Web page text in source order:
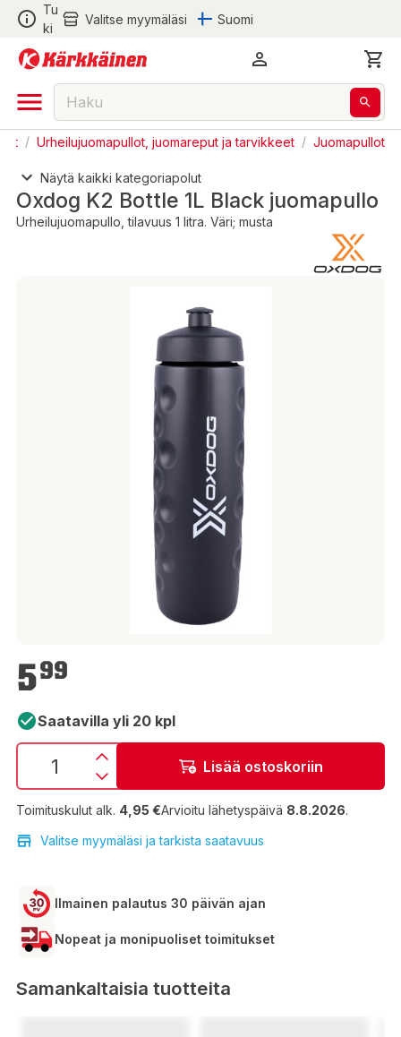
Tu
ki
Valitse myymäläsi Suomi
/ Urheilujuomapullot, juomareput ja tarvikkeet / Juomapullot
Näytä kaikki kategoriapolut
Oxdog K2 Bottle 1L Black juomapullo
Urheilujuomapullo, tilavuus 1 litra. Väri; musta
5,99 €
599
Saatavilla yli 20 kpl
Lisää ostoskoriin
Toimituskulut alk. 4,95 €Arvioitu lähetyspäivä 8.8.2026.
Valitse myymäläsi ja tarkista saatavuus
Ilmainen palautus 30 päivän ajan
Nopeat ja monipuoliset toimitukset
Samankaltaisia tuotteita